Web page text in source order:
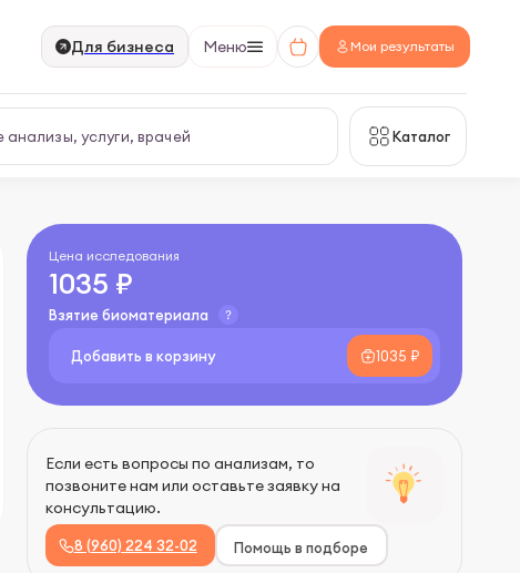
Для бизнеса Меню Мои результаты
Каталог
Цена исследования
1035 ₽
Взятие биоматериала
Добавить в корзину 1035 ₽
Если есть вопросы по анализам, то
позвоните нам или оставьте заявку на
консультацию.
8 (960) 224 32-02
Помощь в подборе